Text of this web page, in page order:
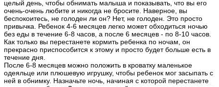
целый день, чтобы обнимать малыша и показывать, что вы его
очень-очень любите и никогда не бросите. Наверное, вы
беспокоитесь, не голоден ли он? Нет, не голоден. Это просто
привычка. Ребенок 4-6 месяцев легко может обходиться ночью
без еды в течение 6-8 часов, а после 6 месяцев - по 8-10 часов.
Как только вы перестанете кормить ребенка по ночам, он
прекрасно приспособится к этому и просто будет больше есть в
течение дня.
После 6-8 месяцев можно положить в кроватку маленькое
одеяльце или плюшевую игрушку, чтобы ребенок мог засыпать с
ней в обнимку. Назначьте ночь, начиная с которой перестанете